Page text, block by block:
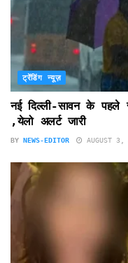
ट्रेंडिंग न्यूज़
नई दिल्ली-सावन के पहले
,येलो अलर्ट जारी
BY NEWS-EDITOR AUGUST 3,